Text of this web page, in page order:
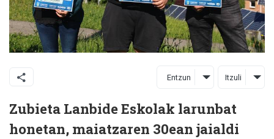
Entzun Itzuli
Zubieta Lanbide Eskolak larunbat
honetan, maiatzaren 30ean jaialdi